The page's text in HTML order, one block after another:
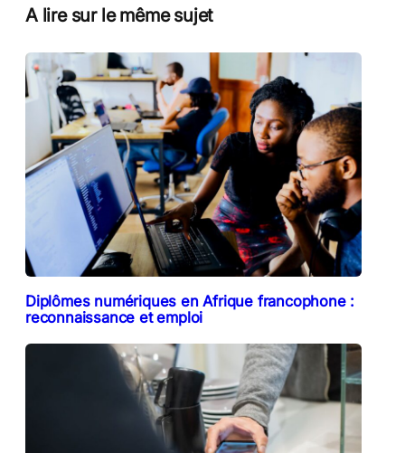
A lire sur le même sujet
Diplômes numériques en Afrique francophone :
reconnaissance et emploi